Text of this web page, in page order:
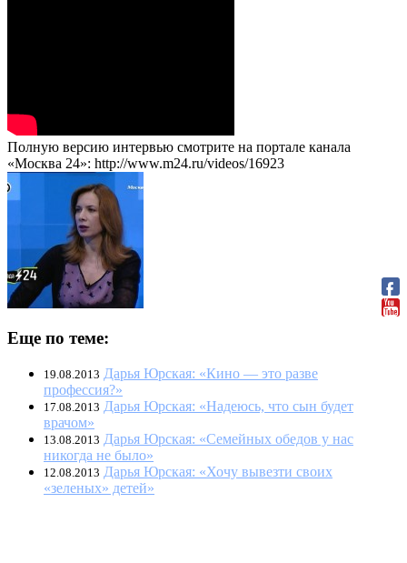
Полную версию интервью смотрите на портале канала
«Москва 24»: http://www.m24.ru/videos/16923
Еще по теме:
19.08.2013 Дарья Юрская: «Кино — это разве
профессия?»
17.08.2013 Дарья Юрская: «Надеюсь, что сын будет
врачом»
13.08.2013 Дарья Юрская: «Семейных обедов у нас
никогда не было»
12.08.2013 Дарья Юрская: «Хочу вывезти своих
«зеленых» детей»